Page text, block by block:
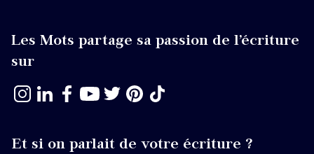
Les Mots partage sa passion de l’écriture
sur
Et si on parlait de votre écriture ?